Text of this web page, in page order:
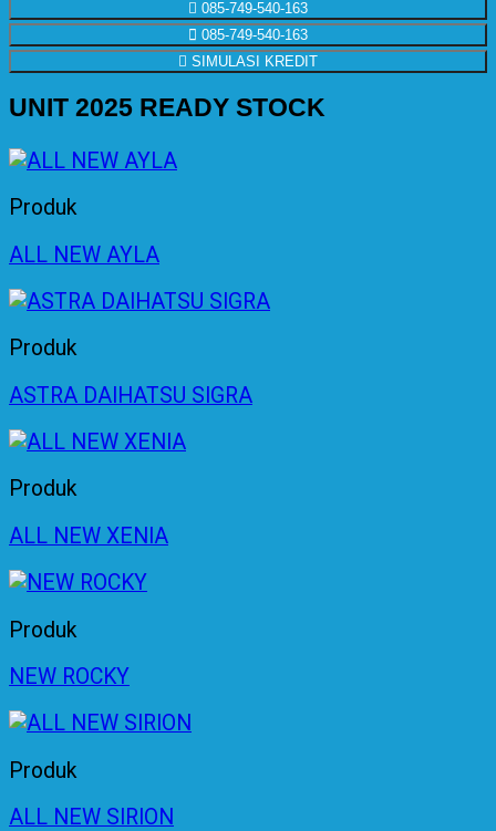
085-749-540-163
085-749-540-163
SIMULASI KREDIT
UNIT 2025 READY STOCK
Produk
ALL NEW AYLA
Produk
ASTRA DAIHATSU SIGRA
Produk
ALL NEW XENIA
Produk
NEW ROCKY
Produk
ALL NEW SIRION